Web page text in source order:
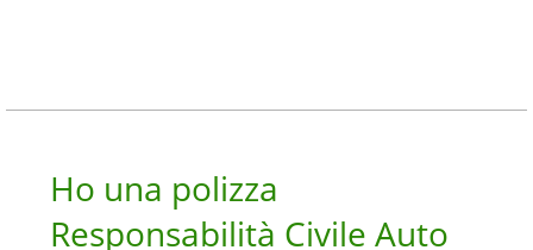
Ho una polizza
Responsabilità Civile Auto